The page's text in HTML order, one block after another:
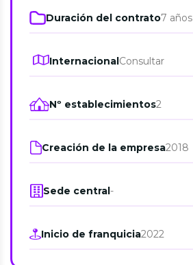
Duración del contrato7 años
InternacionalConsultar
Nº establecimientos2
Creación de la empresa2018
Sede central-
Inicio de franquicia2022